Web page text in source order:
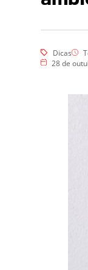
Dicas
28 de